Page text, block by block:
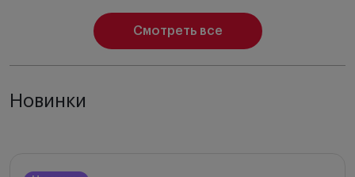
Смотреть все
Новинки